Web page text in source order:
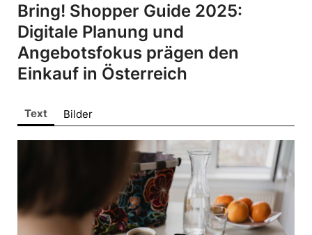
Barmherzige Brüder Salzburg
Bring!
dm drogerie markt
Gira
VEOCEL
Sonstige
Bring! Shopper Guide 2025:
Digitale Planung und
Angebotsfokus prägen den
Einkauf in Österreich
Text Bilder